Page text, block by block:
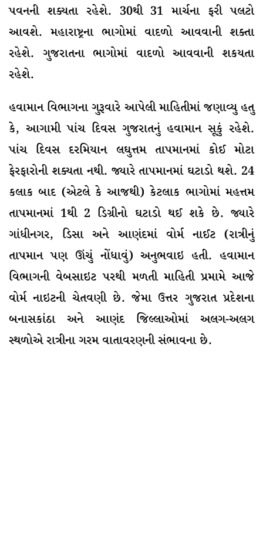
પવનની શક્યતા રહેશે. 30થી 31 માર્ચના ફરી પલટો
આવશે. મહારાષ્ટ્રના ભાગોમાં વાદળો આવવાની શક્તા
રહેશે. ગુજરાતના ભાગોમાં વાદળો આવવાની શકયતા
રહેશે.
હવામાન વિભાગના ગુરૂવારે આપેલી માહિતીમાં જણાવ્યુ હતુ
કે, આગામી પાંચ દિવસ ગુજરાતનું હવામાન સૂકું રહેશે.
પાંચ દિવસ દરમિયાન લઘુત્તમ તાપમાનમાં કોઈ મોટા
ફેરફારોની શક્યતા નથી. જ્યારે તાપમાનમાં ઘટાડો થશે. 24
કલાક બાદ (એટલે કે આજથી) કેટલાક ભાગોમાં મહત્તમ
તાપમાનમાં 1થી 2 ડિગ્રીનો ઘટાડો થઈ શકે છે. જ્યારે
ગાંધીનગર, ડિસા અને આણંદમાં વોર્મ નાઈટ (રાત્રીનું
તાપમાન પણ ઊંચું નોંધાવું) અનુભવાઇ હતી. હવામાન
વિભાગની વેબસાઇટ પરથી મળતી માહિતી પ્રમામે આજે
વોર્મ નાઇટની ચેતવણી છે. જેમા ઉત્તર ગુજરાત પ્રદેશના
બનાસકાંઠા અને આણંદ જિલ્લાઓમાં અલગ-અલગ
સ્થળોએ રાત્રીના ગરમ વાતાવરણની સંભાવના છે.